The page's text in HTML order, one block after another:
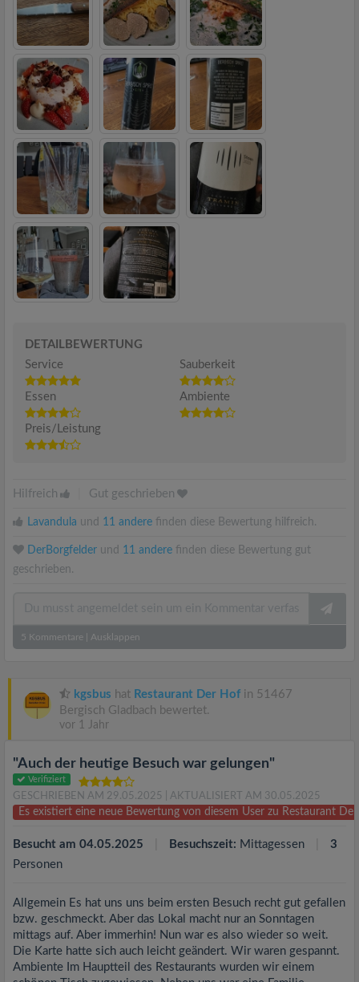
DETAILBEWERTUNG
Service
Sauberkeit
Essen Ambiente
Preis/Leistung
Hilfreich Gut geschrieben
Lavandula und 11 andere finden diese Bewertung hilfreich.
DerBorgfelder und 11 andere finden diese Bewertung gut
geschrieben.
5 Kommentare Ausklappen
kgsbus hat Restaurant Der Hof in 51467
Bergisch Gladbach bewertet.
vor 1 Jahr
"Auch der heutige Besuch war gelungen"
Verifiziert
GESCHRIEBEN AM 29.05.2025 | AKTUALISIERT AM 30.05.2025
Es existiert eine neue Bewertung von diesem User zu Restaurant
Besucht am 04.05.2025 Besuchszeit: Mittagessen
3
Personen
Allgemein Es hat uns uns beim ersten Besuch recht gut gefallen
bzw. geschmeckt. Aber das Lokal macht nur an Sonntagen
mittags auf. Aber immerhin! Nun war es also wieder so weit.
Die Karte hatte sich auch leicht geändert. Wir waren gespannt.
Ambiente Im Hauptteil des Restaurants wurden wir einem